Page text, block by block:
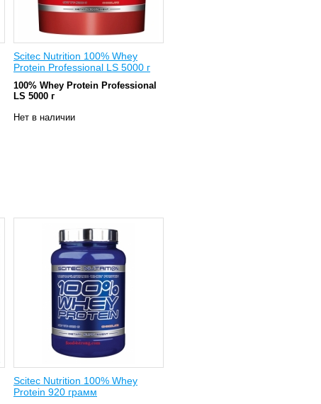
Scitec Nutrition 100% Whey
Protein Professional LS 5000 г
100% Whey Protein Professional
LS 5000 г
Нет в наличии
Scitec Nutrition 100% Whey
Protein 920 грамм